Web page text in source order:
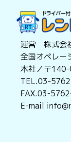
運営 株式会
全国オペレー
本社／〒
TEL.03-
FAX.03-
E-mail